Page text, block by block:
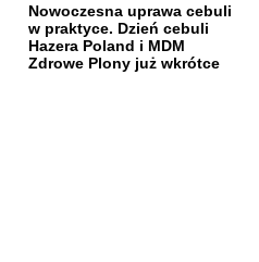
Nowoczesna uprawa cebuli
w praktyce. Dzień cebuli
Hazera Poland i MDM
Zdrowe Plony już wkrótce